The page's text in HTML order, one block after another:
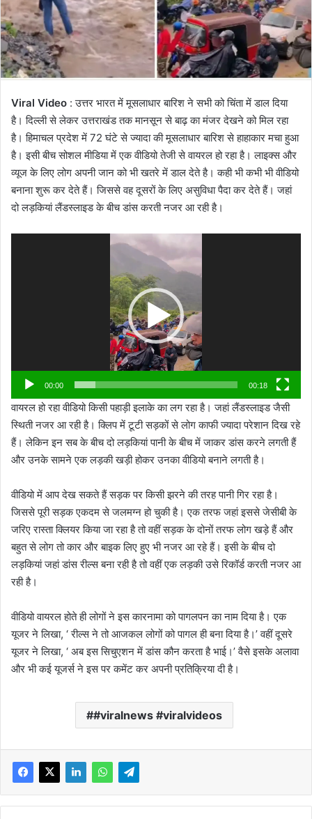
Viral Video : उत्तर भारत में मूसलाधार बारिश ने सभी को चिंता में डाल दिया
है। दिल्ली से लेकर उत्तराखंड तक मानसून से बाढ़ का मंजर देखने को मिल रहा
है। हिमाचल प्रदेश में 72 घंटे से ज्यादा की मूसलाधार बारिश से हाहाकार मचा हुआ
है। इसी बीच सोशल मीडिया में एक वीडियो तेजी से वायरल हो रहा है। लाइक्स और
व्यूज के लिए लोग अपनी जान को भी खतरे में डाल देते है। कही भी कभी भी वीडियो
बनाना शुरू कर देते हैं। जिससे वह दूसरों के लिए असुविधा पैदा कर देते हैं। जहां
दो लड़कियां लैंडस्लाइड के बीच डांस करती नजर आ रही है।
00:00 00:18
वायरल हो रहा वीडियो किसी पहाड़ी इलाके का लग रहा है। जहां लैंडस्लाइड जैसी
स्थिती नजर आ रही है। क्लिप में टूटी सड़कों से लोग काफी ज्यादा परेशान दिख रहे
हैं। लेकिन इन सब के बीच दो लड़कियां पानी के बीच में जाकर डांस करने लगती हैं
और उनके सामने एक लड़की खड़ी होकर उनका वीडियो बनाने लगती है।
वीडियो में आप देख सकते हैं सड़क पर किसी झरने की तरह पानी गिर रहा है।
जिससे पूरी सड़क एकदम से जलमग्न हो चुकी है। एक तरफ जहां इससे जेसीबी के
जरिए रास्ता क्लियर किया जा रहा है तो वहीं सड़क के दोनों तरफ लोग खड़े हैं और
बहुत से लोग तो कार और बाइक लिए हुए भी नजर आ रहे हैं। इसी के बीच दो
लड़कियां जहां डांस रील्स बना रही है तो वहीं एक लड़की उसे रिकॉर्ड करती नजर आ
रही है।
वीडियो वायरल होते ही लोगों ने इस कारनामा को पागलपन का नाम दिया है। एक
यूजर ने लिखा, ‘ रील्स ने तो आजकल लोगों को पागल ही बना दिया है।’ वहीं दूसरे
यूजर ने लिखा, ‘ अब इस सिचुएशन में डांस कौन करता है भाई।’ वैसे इसके अलावा
और भी कई यूजर्स ने इस पर कमेंट कर अपनी प्रतिक्रिया दी है।
#viralnews #viralvideos